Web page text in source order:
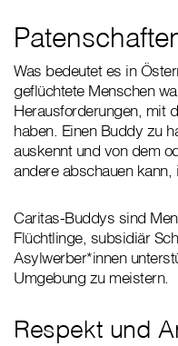
Was bedeutet es in
geflüchtete Menschen
Herausforderungen, mit
haben. Einen Buddy zu
auskennt und von dem
andere abschauen kann,
Caritas-Buddys sind
Flüchtlinge, subsidiär
Asylwerber*innen
Umgebung zu meistern.
Respekt und